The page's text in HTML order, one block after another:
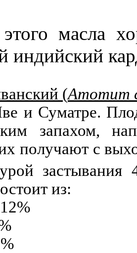
этого масла
индийский
(Amomum
и Суматре.
запахом,
получают с
застывания
из: